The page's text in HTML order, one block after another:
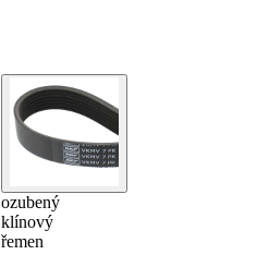
ozubený
klínový
řemen